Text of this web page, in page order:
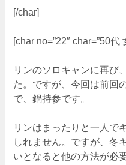
[/char]
[char no=”22″ char=”50代
リンのソロキャンに再び
た。ですが、今回は前回
で、鍋持参です。
リンはまったりと一人で
しれません。ですが、冬
いとなると他の方法が必